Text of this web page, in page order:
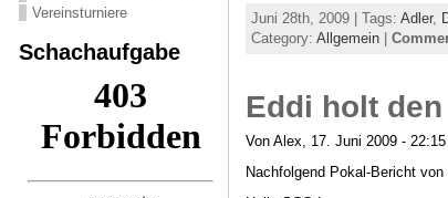
Vereinsturniere
Schachaufgabe
Juni 28th, 2009 | Tags: Adler,
Category: Allgemein|
Eddi holt den
Von Alex, 17. Juni 2009 - 22:15
Nachfolgend Pokal-Bericht